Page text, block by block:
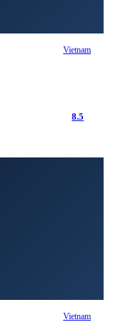
Vietnam
8.5
Vietnam